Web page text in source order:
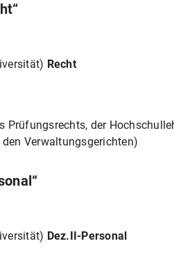
Recht
Prüfungsrechts, der
Verwaltungsgerichten)
Dez.II-Personal